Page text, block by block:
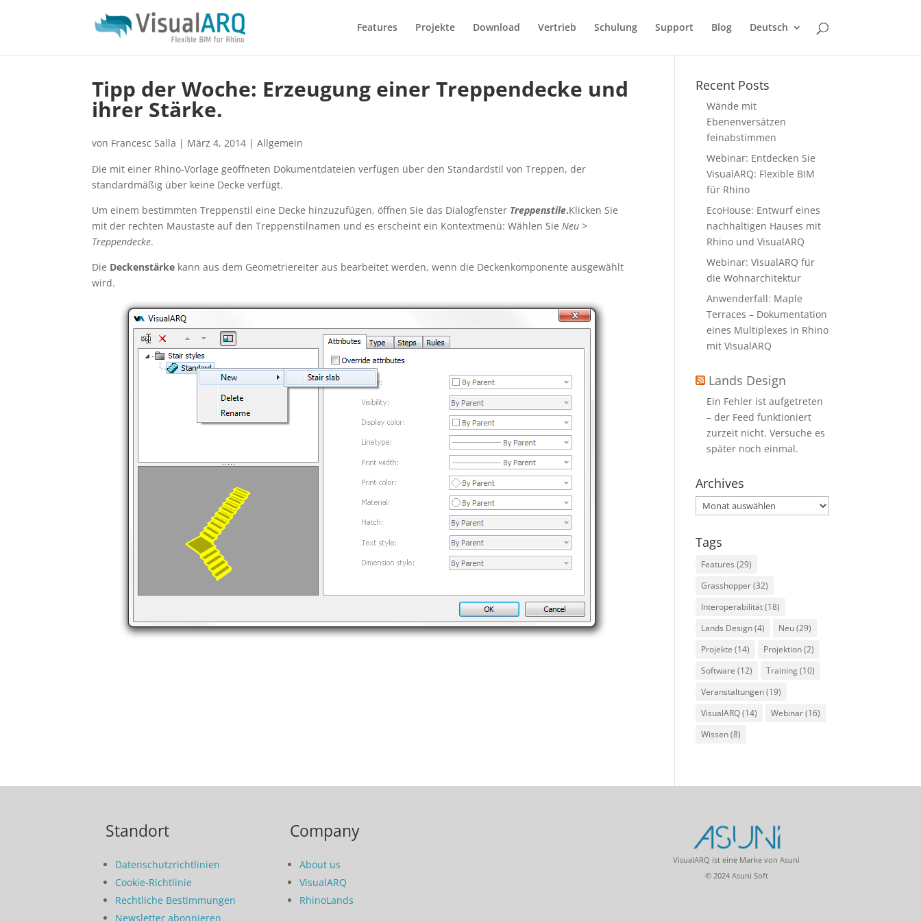
Features Projekte Download Vertrieb Schulung Support Blog Deutsch
Tipp der Woche: Erzeugung einer Treppendecke und
ihrer Stärke.
von Francesc Salla | März 4, 2014 |Allgemein
Die mit einer Rhino-Vorlage geöffneten Dokumentdateien verfügen über den Standardstil von Treppen, der
standardmäßig über keine Decke verfügt.
Um einem bestimmten Treppenstil eine Decke hinzuzufügen, öffnen Sie das Dialogfenster Treppenstile.Klicken Sie
mit der rechten Maustaste auf den Treppenstilnamen und es erscheint ein Kontextmenü: Wählen SieNeu >
Treppendecke.
Die Deckenstärke kann aus dem Geometriereiter aus bearbeitet werden, wenn die Deckenkomponente ausgewählt
wird.
Recent Posts
Wände mit
Ebenenversätzen
feinabstimmen
Webinar: Entdecken Sie
VisualARQ: Flexible BIM
für Rhino
EcoHouse: Entwurf eines
nachhaltigen Hauses mit
Rhino und VisualARQ
Webinar: VisualARQ für
die Wohnarchitektur
Anwenderfall: Maple
Terraces – Dokumentation
eines Multiplexes in Rhino
mit VisualARQ
Lands Design
Ein Fehler ist aufgetreten
– der Feed funktioniert
zurzeit nicht. Versuche es
später noch einmal.
Archives
Archives
Tags
Features (29)
Grasshopper(32)
Interoperabilität(18)
Lands Design(4) Neu(29)
Projekte (14) Projektion(2)
Software (12) Training(10)
Veranstaltungen(19)
VisualARQ(14) Webinar(16)
Wissen(8)
Standort
Datenschutzrichtlinien
Cookie-Richtlinie
Rechtliche Bestimmungen
Newsletter abonnieren
Company
About us
VisualARQ
RhinoLands
VisualARQ ist eine Marke von Asuni
© 2024 Asuni Soft